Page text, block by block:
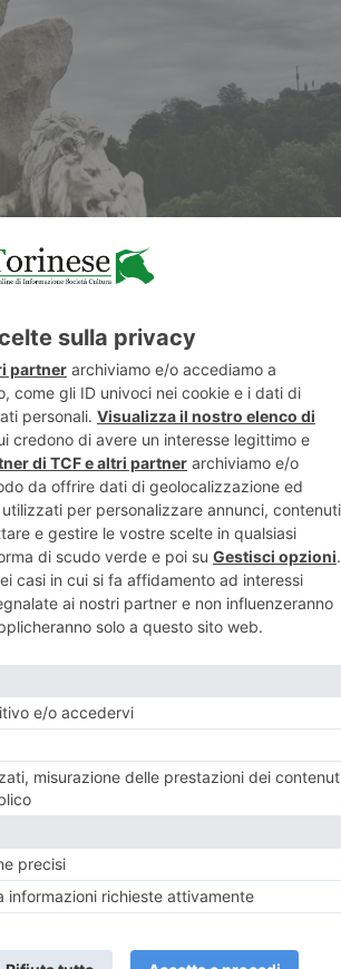
WHATSAPP
DI VINCENZO SOLANO
INTERESSARTI...